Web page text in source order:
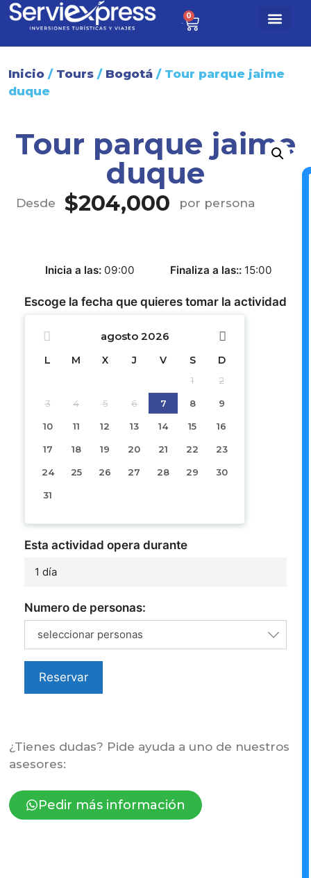
0
Inicio / Tours / Bogotá / Tour parque jaime
duque
Tour parque jaime
duque
Desde $204,000 por persona
Inicia a las 09:00 Finaliza a las: 15:00
Escoge la fecha que quieres tomar la actividad
agosto 2026
L M X J V S D
1 2
3 4 5 6 7 8 9
10 11 12 13 14 15 16
17 18 19 20 21 22 23
24 25 26 27 28 29 30
31
Esta actividad opera durante
1 día
Numero de personas:
seleccionar personas
Reservar
¿Tienes dudas? Pide ayuda a uno de nuestros
asesores:
Pedir más información